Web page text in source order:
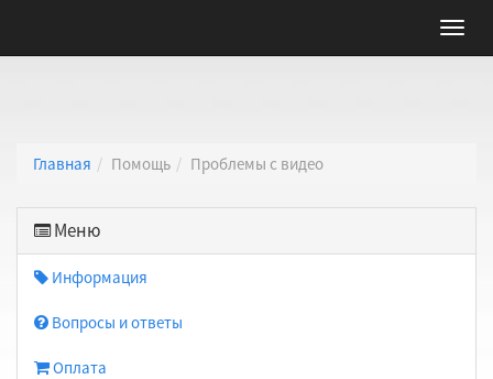
Главная Помощь Проблемы с видео
Меню
Информация
Вопросы и ответы
Оплата